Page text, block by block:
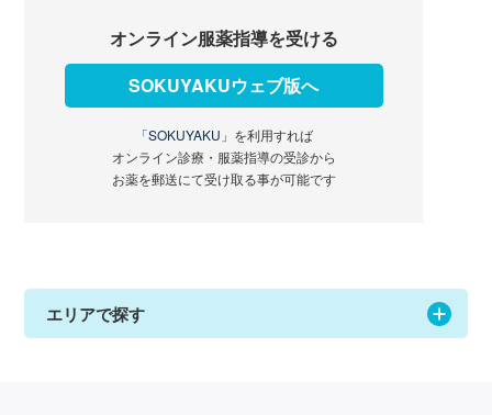
オンライン服薬指導を受ける
SOKUYAKUウェブ版へ
「SOKUYAKU」 を利用すれば
オンライン診療・服薬指導の受診から
お薬を郵送にて受け取る事が可能です
エリアで探す